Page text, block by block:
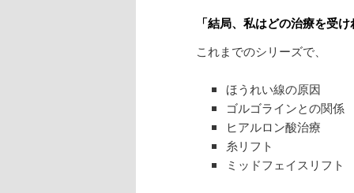
「結局、私はどの治療を受
これまでのシリーズで、
ほうれい線の原因
ゴルゴラインとの関係
ヒアルロン酸治療
糸リフト
ミッドフェイスリフト